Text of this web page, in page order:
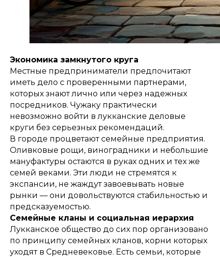
Экономика замкнутого круга
Местные предприниматели предпочитают
иметь дело с проверенными партнерами,
которых знают лично или через надежных
посредников. Чужаку практически
невозможно войти в лукканские деловые
круги без серьезных рекомендаций.
В городе процветают семейные предприятия.
Оливковые рощи, виноградники и небольшие
мануфактуры остаются в руках одних и тех же
семей веками. Эти люди не стремятся к
экспансии, не жаждут завоевывать новые
рынки — они довольствуются стабильностью и
предсказуемостью.
Семейные кланы и социальная иерархия
Лукканское общество до сих пор организовано
по принципу семейных кланов, корни которых
уходят в Средневековье. Есть семьи, которые